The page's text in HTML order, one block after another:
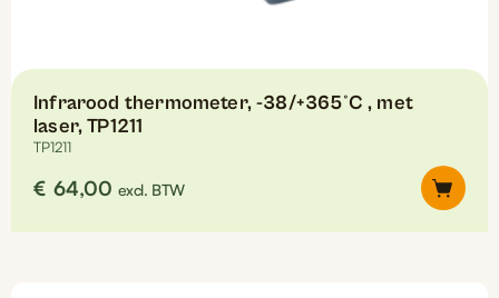
Infrarood thermometer, -38/+365°C , met
laser, TP1211
TP1211
€ 64,00 excl. BTW